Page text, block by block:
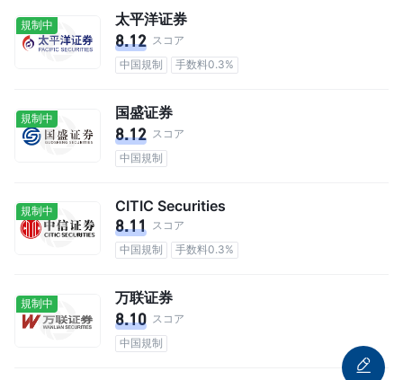
規制中 太平洋证券
8.12 スコア
中国規制
手数料0.3%
規制中 国盛证券
8.12 スコア
中国規制
規制中 CITIC Securities
8.11 スコア
中国規制
手数料0.3%
規制中 万联证券
8.10 スコア
中国規制